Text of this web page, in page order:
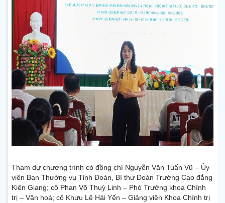
Tham dự chương trình có đồng chí Nguyễn Văn Tuấn Vũ – Ủy
viên Ban Thường vụ Tỉnh Đoàn, Bí thư Đoàn Trường Cao đẳng
Kiên Giang; cô Phan Võ Thuỳ Linh – Phó Trưởng khoa Chính
trị – Văn hoá; cô Khưu Lê Hải Yến – Giảng viên Khoa Chính trị